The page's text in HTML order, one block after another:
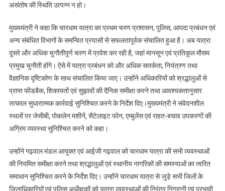
असंतोष की स्थिति उत्पन्न न हो।
मुख्यमंत्री ने कहा कि चारधाम यात्रा का प्रथम चरण प्रशासन, पुलिस, आपदा प्रबंधन एवं
अन्य संबंधित विभागों के समन्वित प्रयासों से सफलतापूर्वक संचालित हुआ है। अब यात्रा
दूसरे और अधिक चुनौतीपूर्ण चरण में प्रवेश कर रही है, जहां मानसून एवं प्रतिकूल मौसम
प्रमुख चुनौती होंगे। ऐसे में यात्रा प्रबंधन को और अधिक सतर्कता, नियंत्रण तथा
वैज्ञानिक दृष्टिकोण के साथ संचालित किया जाए। उन्होंने अधिकारियों को श्रद्धालुओं से
प्राप्त फीडबैक, शिकायतों एवं सुझावों की दैनिक समीक्षा करने तथा आवश्यकतानुसार
तत्काल सुधारात्मक कार्रवाई सुनिश्चित करने के निर्देश दिए।मुख्यमंत्री ने संवेदनशील
स्थलों पर जेसीबी, पोकलेन मशीनें, सैटेलाइट फोन, एम्बुलेंस एवं राहत-बचाव उपकरणों की
अग्रिम व्यवस्था सुनिश्चित करने को कहा।
उन्होंने गढ़वाल मंडल आयुक्त एवं आईजी गढ़वाल को चारधाम यात्रा की सभी व्यवस्थाओं
की नियमित समीक्षा करने तथा श्रद्धालुओं एवं स्थानीय नागरिकों की समस्याओं का त्वरित
समाधान सुनिश्चित करने के निर्देश दिए। उन्होंने चारधाम यात्रा से जुड़े सभी जिलों के
जिलाधिकारियों एवं पुलिस अधीक्षकों को यात्रा व्यवस्थाओं की निरंतर निगरानी एवं प्रभावी